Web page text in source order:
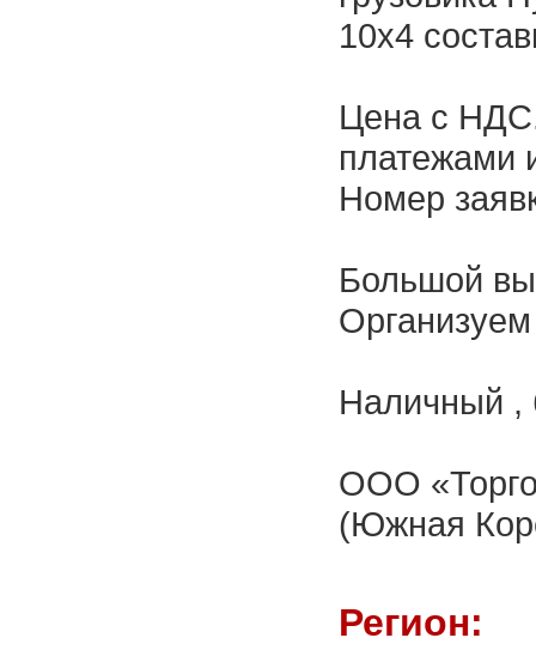
10х4
Цена с
платежами
Номер
Большой
Наличный ,
ООО
(Южная
Регион: